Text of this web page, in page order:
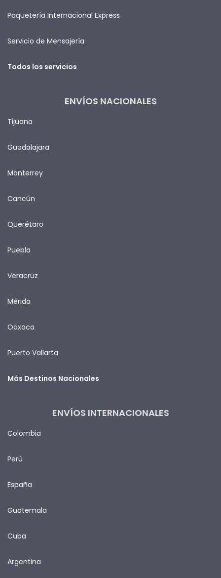
Paquetería Internacional Express
Servicio de Mensajería
Todos los servicios
ENVÍOS NACIONALES
Tijuana
Guadalajara
Monterrey
Cancún
Querétaro
Puebla
Veracruz
Mérida
Oaxaca
Puerto Vallarta
Más Destinos Nacionales
ENVÍOS INTERNACIONALES
Colombia
Perú
España
Guatemala
Cuba
Argentina